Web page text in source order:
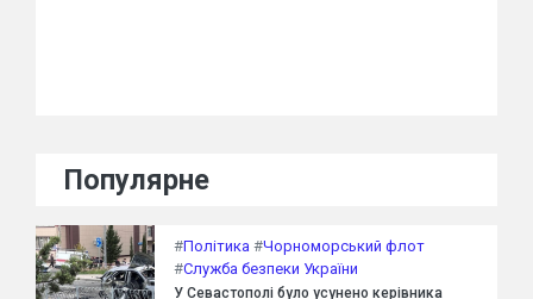
Популярне
#Політика #Чорноморський флот
#Служба безпеки України
У Севастополі було усунено керівника